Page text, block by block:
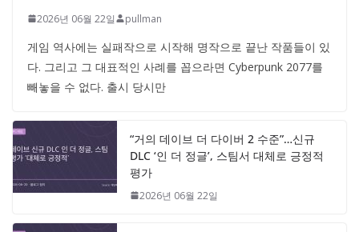
2026년 06월 22일 pullman
게임 역사에는 실패작으로 시작해 명작으로 끝난 작품들이 있
다. 그리고 그 대표적인 사례를 꼽으라면 Cyberpunk 2077를
빼놓을 수 없다. 출시 당시만
“거의 데이브 더 다이버 2 수준”…신규
DLC ‘인 더 정글’, 스팀서 대체로 긍정적
평가
2026년 06월 22일